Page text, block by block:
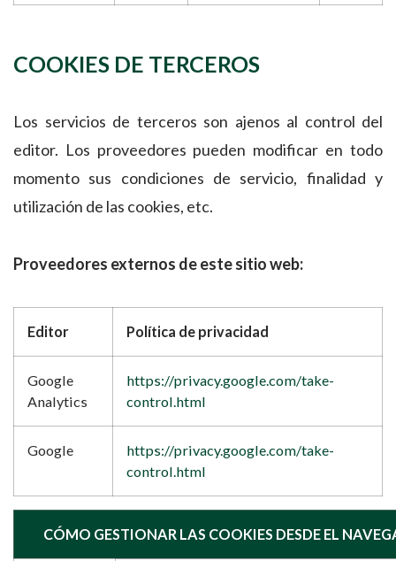
COOKIES DE TERCEROS
Los servicios de terceros son ajenos al control del
editor. Los proveedores pueden modificar en todo
momento sus condiciones de servicio, finalidad y
utilización de las cookies, etc.
Proveedores externos de este sitio web:
Editor Política de privacidad
Google
Analytics
https://privacy.google.com/take-
control.html
Google
https://privacy.google.com/take-
control.html
CÓMO GESTIONAR LAS COOKIES DESDE EL